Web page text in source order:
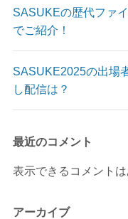
SASUKEの歴代ファ
でご紹介！
SASUKE2025の出場
し配信は？
最近のコメント
表示できるコメントは
アーカイブ